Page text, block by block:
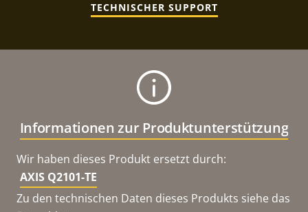
TECHNISCHER SUPPORT
Informationen zur Produktunterstützung
Wir haben dieses Produkt ersetzt durch:
AXIS Q2101-TE
Zu den technischen Daten dieses Produkts siehe das